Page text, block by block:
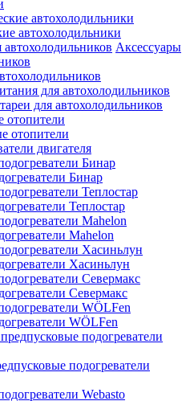
автохолодильники
Аксессуары
для автохолодильников
для автохолодильников
отопители
отопители
двигателя
Бинар
Теплостар
Mahelon
Хасиньлун
Севермакс
WÖLFen
подогреватели